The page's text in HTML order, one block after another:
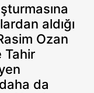
aldığı
Ozan
Tahir
da